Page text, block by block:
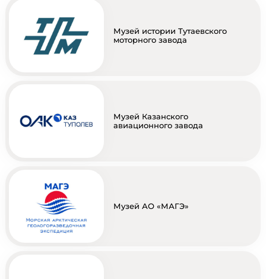
Музей истории Тутаевского
моторного завода
Музей Казанского
авиационного завода
Музей АО «МАГЭ»